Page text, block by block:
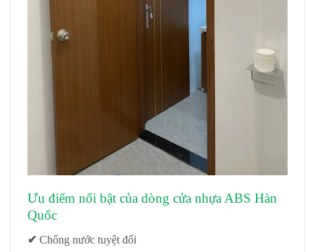
Ưu điểm nổi bật của dòng cửa nhựa ABS Hàn
Quốc
✔ Chống nước tuyệt đối